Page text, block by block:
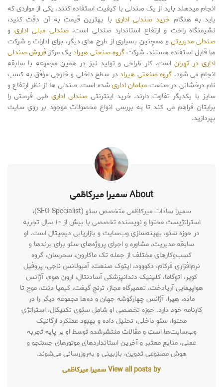
انجام میدهند باید از یک صندلی با کیفیت استفاده کنند. یکی از مواردی که
باید به هنگام خرید صندلی اداری با بهترین قیمت به آن دقت کنید،
نشیمنگاه راحت و ارتفاع استاندارد صندلی است. صندلی مبلی اداری و
صندلی مدیریتیو همچنین بسیاری از طرح های دیگر، برای ادارات و شرکت
ها قابل استفاده هستند. شرکتگروه صنعتی هیراد یک مرکز فروش صندلی
اداری در تهراناست. کار طراحی و تولید نیز در همین مجموعه با سابقه
انجام می شود. گروه صنعتی هیراددر سطح داخلی و خارجی موفق به کسب
نام درخشانی در صنعت مبلمان اداریشده است. صندلی ها از نظر ارتفاع و
سایز با یکدیگر تفاوت دارند. خرید اینترنتیصندلی اداری طبی فرصتی را
برایتان فراهم می کند تا به بررسی انواع محصولات موجود بر روی سایت
بپردازید.
About سمیرا میرکاظمی
سمیرا سادات میرکاظمی متخصص سئو (SEO Specialist)،
استراتژیست محتوا و نویسنده تخصصی با بیش از ۱۰ سال تجربه
در حوزه سئو، بهینه‌سازی وب‌سایت و بازاریابی دیجیتال است. او
سابقه مدیریت، مشاوره و اجرای پروژه‌های سئو برای برندها و
کسب‌وکارهای مختلف از جمله تک ماکارون، سحرسان، گروه
نرم‌افزاری فرکام، دکووود، ایتوک صنعت، آمبولانس ناجی، پروفیل
کویر، اتوگاما، کلینیک دندانپزشکی آسادنتال، ارون هوم، آژانس
هواپیمایی آریادخت، تعمیرگاه مجاز، ترنج گیفت، کیمیا دنت، موج تا
ماده، هیرا، آژانس چهارگوشه جهان و ده‌ها مجموعه دیگر را در
کارنامه خود دارد. حوزه تخصصی او شامل سئوی تکنیکال، استراتژی
محتوا، سئو داخلی، تحلیل داده و بهبود عملکرد ارگانیک
وب‌سایت‌ها است و مقالات منتشرشده توسط او بر پایه تجربه
عملی، منابع معتبر و آخرین استانداردهای موتورهای جستجو و
هوش مصنوعی تدوین، بازبینی و به‌روزرسانی می‌شوند.
View all posts by سمیرا میرکاظمی